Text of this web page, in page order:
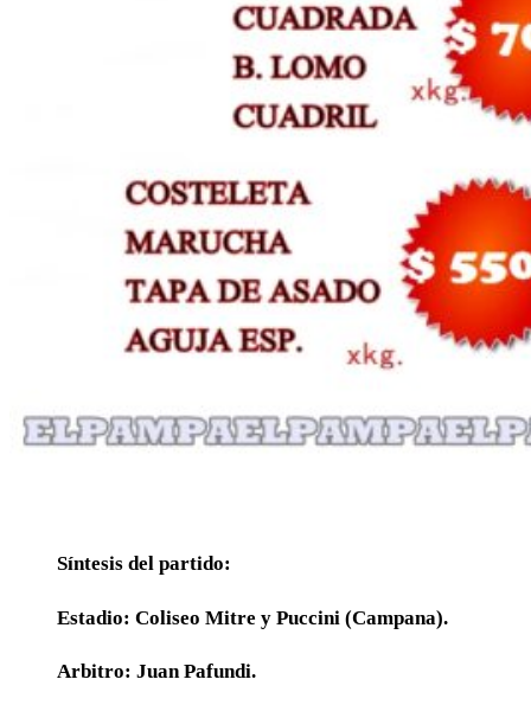
Síntesis del partido:
Estadio: Coliseo Mitre y Puccini (Campana).
Arbitro: Juan Pafundi.